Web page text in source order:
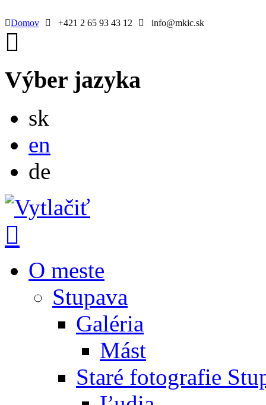
Domov +421 2 65 93 43 12 info@mkic.sk
Výber jazyka
sk
en
de
O meste
Stupava
Galéria
Mást
Staré fotografie